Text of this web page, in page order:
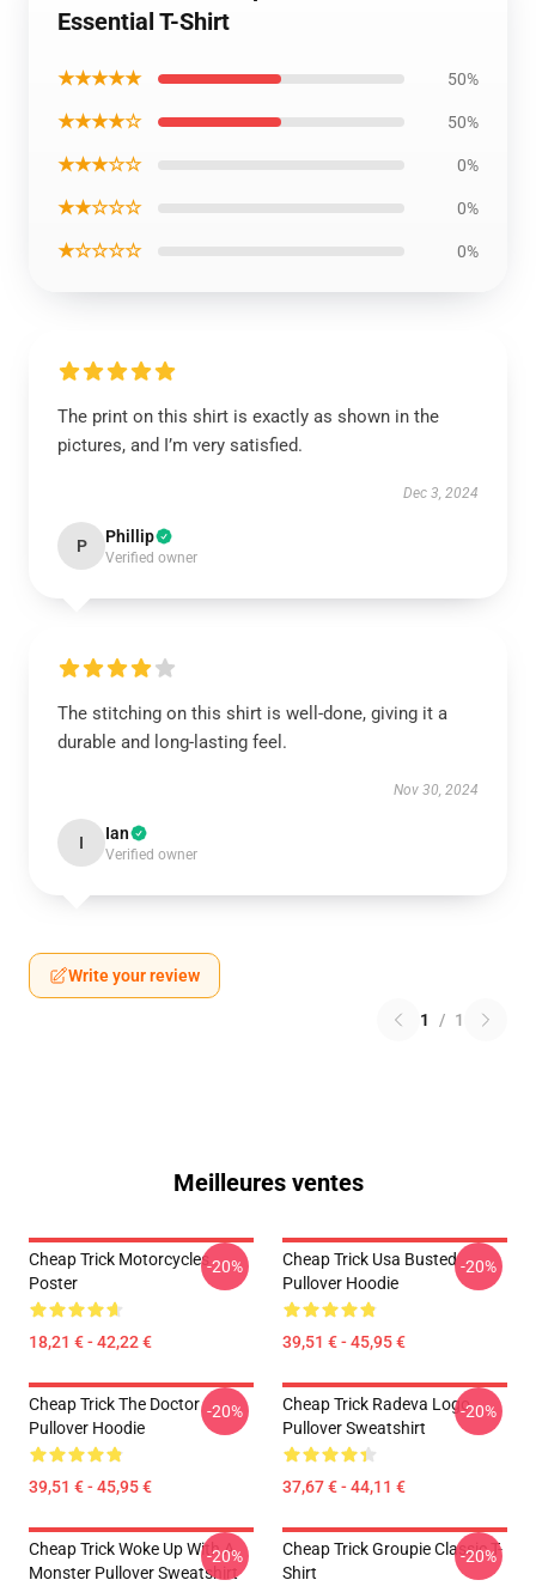
Essential T-Shirt
★★★★★ 50%
★★★★☆ 50%
★★★☆☆ 0%
★★☆☆☆ 0%
★☆☆☆☆ 0%
The print on this shirt is exactly as shown in the
pictures, and I’m very satisfied.
Dec 3, 2024
P Phillip
Verified owner
The stitching on this shirt is well-done, giving it a
durable and long-lasting feel.
Nov 30, 2024
I Ian
Verified owner
Write your review
1 / 1
Meilleures ventes
Cheap Trick Motorcycles
Poster
18,21 € - 42,22 €
-20%
Cheap Trick Usa Busted
Pullover Hoodie
39,51 € - 45,95 €
-20%
Cheap Trick The Doctor
Pullover Hoodie
39,51 € - 45,95 €
-20%
Cheap Trick Radeva Logo
Pullover Sweatshirt
37,67 € - 44,11 €
-20%
Cheap Trick Woke Up With A
Monster Pullover Sweatshirt
-20%
Cheap Trick Groupie Classic T-
Shirt
-20%